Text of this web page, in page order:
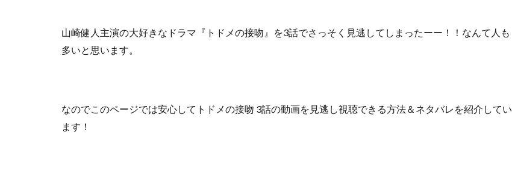
山崎健人主演の大好きなドラマ『トドメの接吻』を3話でさっそく見逃してしまったーー！！なんて人も
多いと思います。
なのでこのページでは安心して トドメの接吻 3話の動画を見逃し視聴できる方法＆ネタバレ を紹介してい
ます！